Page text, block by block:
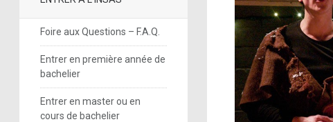
Foire aux Questions – F.A.Q.
Entrer en première année de
bachelier
Entrer en master ou en
cours de bachelier